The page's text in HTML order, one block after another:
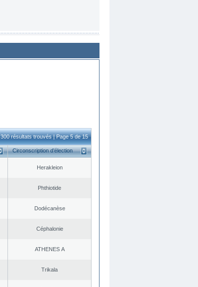
300 résultats trouvés | Page 5 de 15
Circonscription d’élection
Herakleion
Phthiotide
Dodécanèse
Céphalonie
ATHENES Α
Trikala